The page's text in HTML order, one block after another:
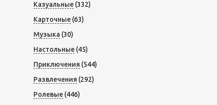
Казуальные(332)
Карточные(63)
Музыка (30)
Настольные(45)
Приключения (544)
Развлечения (292)
Ролевые(446)